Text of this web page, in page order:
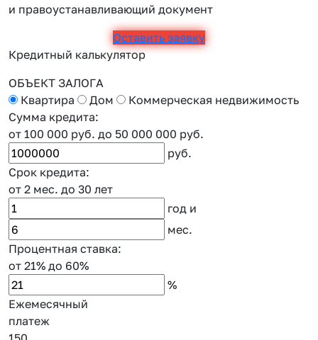
и правоустанавливающий документ
Оставить заявку
Кредитный калькулятор
ОБЪЕКТ ЗАЛОГА
Квартира
Дом
Коммерческая недвижимость
Сумма кредита:
от 100 000 руб. до 50 000 000 руб.
руб.
Срок кредита:
от 2 мес. до 30 лет
год и
мес.
Процентная ставка:
от 21% до 60%
%
Ежемесячный
платеж